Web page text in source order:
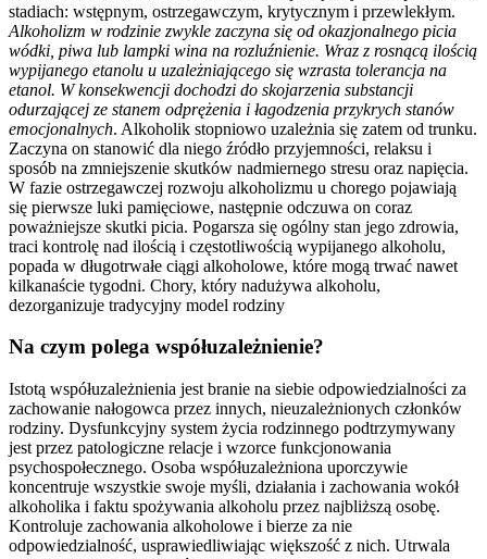
stadiach: wstępnym, ostrzegawczym, krytycznym i przewlekłym.
Alkoholizm w rodzinie zwykle zaczyna się od okazjonalnego picia
wódki, piwa lub lampki wina na rozluźnienie. Wraz z rosnącą ilością
wypijanego etanolu u uzależniającego się wzrasta tolerancja na
etanol. W konsekwencji dochodzi do skojarzenia substancji
odurzającej ze stanem odprężenia i łagodzenia przykrych stanów
emocjonalnych. Alkoholik stopniowo uzależnia się zatem od trunku.
Zaczyna on stanowić dla niego źródło przyjemności, relaksu i
sposób na zmniejszenie skutków nadmiernego stresu oraz napięcia.
W fazie ostrzegawczej rozwoju alkoholizmu u chorego pojawiają
się pierwsze luki pamięciowe, następnie odczuwa on coraz
poważniejsze skutki picia. Pogarsza się ogólny stan jego zdrowia,
traci kontrolę nad ilością i częstotliwością wypijanego alkoholu,
popada w długotrwałe ciągi alkoholowe, które mogą trwać nawet
kilkanaście tygodni. Chory, który nadużywa alkoholu,
dezorganizuje tradycyjny model rodziny
Na czym polega współuzależnienie?
Istotą współuzależnienia jest branie na siebie odpowiedzialności za
zachowanie nałogowca przez innych, nieuzależnionych członków
rodziny. Dysfunkcyjny system życia rodzinnego podtrzymywany
jest przez patologiczne relacje i wzorce funkcjonowania
psychospołecznego. Osoba współuzależniona uporczywie
koncentruje wszystkie swoje myśli, działania i zachowania wokół
alkoholika i faktu spożywania alkoholu przez najbliższą osobę.
Kontroluje zachowania alkoholowe i bierze za nie
odpowiedzialność, usprawiedliwiając większość z nich. Utrwala